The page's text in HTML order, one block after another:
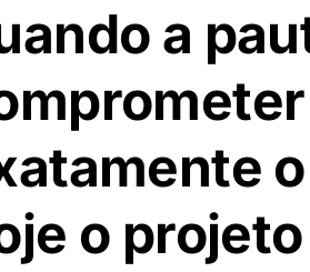
a
o